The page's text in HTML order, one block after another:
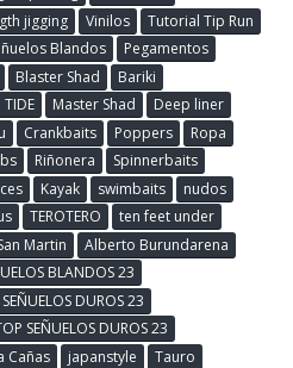
jigging Vinilos
Tutorial Tip Run
Blandos
Pegamentos
Blaster Shad
Bariki
TIDE Master Shad
Deep liner
Crankbaits Poppers
Ropa
Riñonera
Spinnerbaits
Kayak swimbaits
nudos
TEROTERO
ten feet under
Martin
Alberto Burundarena
BLANDOS 23
DUROS 23
SEÑUELOS DUROS 23
Cañas japanstyle
Tauro